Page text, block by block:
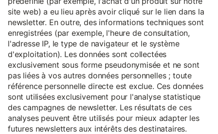
site web) a eu lieu après avoir cliqué sur le lien dans la
newsletter. En outre, des informations techniques sont
enregistrées (par exemple, l'heure de consultation,
l'adresse IP, le type de navigateur et le système
d'exploitation). Les données sont collectées
exclusivement sous forme pseudonymisée et ne sont
pas liées à vos autres données personnelles ; toute
référence personnelle directe est exclue. Ces données
sont utilisées exclusivement pour l'analyse statistique
des campagnes de newsletter. Les résultats de ces
analyses peuvent être utilisés pour mieux adapter les
futures newsletters aux intérêts des destinataires.